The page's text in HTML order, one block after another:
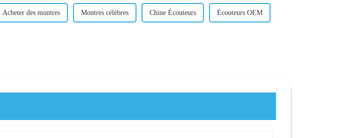
Acheter des montres Montres célèbres Chine Écouteurs Écouteurs OEM